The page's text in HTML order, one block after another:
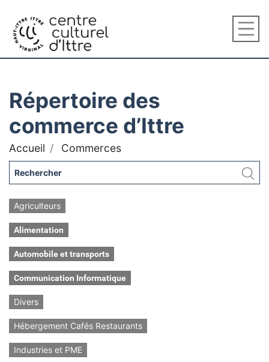
Répertoire des
commerce d’Ittre
Accueil Commerces
Agriculteurs
Alimentation
Automobile et transports
Communication Informatique
Divers
Hébergement Cafés Restaurants
Industries et PME